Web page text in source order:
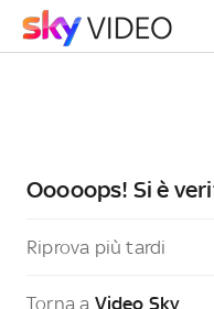
Ooooops! Si è
Riprova più tardi
Torna a Video Sky